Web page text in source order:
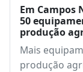
Em Campos
50
produção
Mais
produção